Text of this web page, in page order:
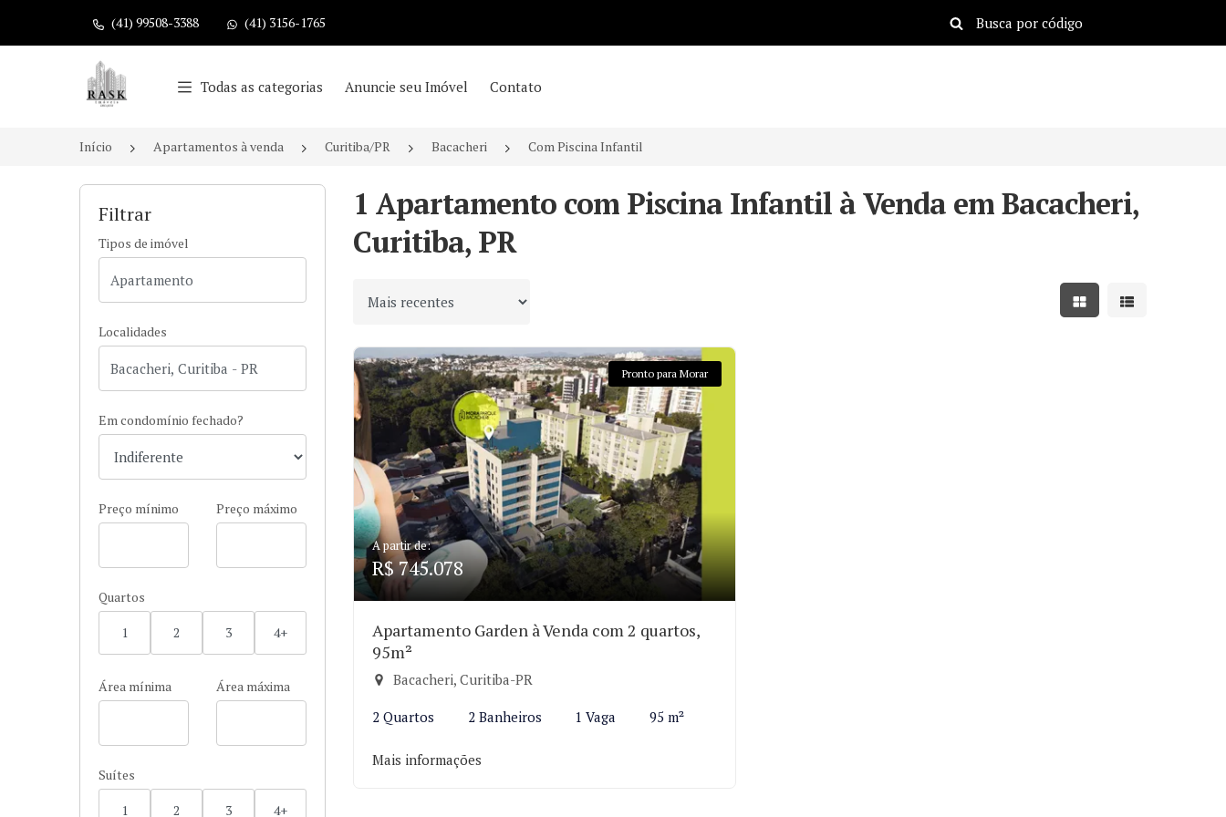
(41) 99508-3388 (41) 3156-1765
Página inicial
Todas as categorias Anuncie seu Imóvel Contato
Início Apartamentos à venda Curitiba/PR Bacacheri Com Piscina Infantil
Filtrar
Tipos de imóvel
Localidades
Em condomínio fechado?
Preço mínimo Preço máximo
Quartos
1 2 3 4+
Área mínima Área máxima
Suítes
1 2 3 4+
1 Apartamento com Piscina Infantil à Venda em Bacacheri,
Curitiba, PR
Ordenar por Mostrar resultados em
Mostrar
Pronto para Morar
A partir de:
R$ 745.078
Apartamento Garden à Venda com 2 quartos,
95m²
Bacacheri, Curitiba-PR
2 Quartos 2 Banheiros 1 Vaga 95 m²
Mais informações